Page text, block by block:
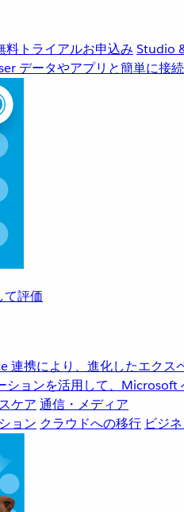
トライアルお申込み Studio
データやアプリと簡単に接続
て評価
連携により、進化したエクス
ションを活用して、Microsoft
ケア 通信・メディア
ョン クラウドへの移行 ビジ